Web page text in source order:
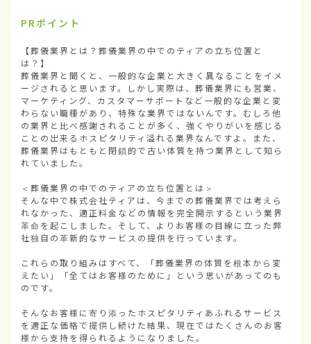
PRポイント
【葬儀業界とは？葬儀業界の中でのティアの立ち位置と
は？】
葬儀業界と聞くと、一般的な企業と大きく異なることをイメ
ージされると思います。しかし実際は、葬儀業界にも営業、
マーケティング、カスタマーサポートなど一般的な企業と変
わらない職種があり、特殊な業界ではないんです。むしろ他
の業界と比べ感謝されることが多く、強くやりがいを感じる
ことの出来るホスピタリティ溢れる業界なんですよ。また、
葬儀業界はもともと閉鎖的で古い体質を持つ業界として知ら
れていました。
＜葬儀業界の中でのティアの立ち位置とは＞
そんな中で株式会社ティアは、今までの葬儀業界では考えら
れなかった、適正料金などの情報を完全開示するという業界
革命を起こしました。そして、よりお客様の目線に立った弊
社独自の革新的なサービスの提供を行っています。
これらの取り組みはすべて、「葬儀業界の体質を根本から変
えたい」「全てはお客様のために」という思いがあってのも
のです。
そんなお客様に寄り添ったホスピタリティあふれるサービス
を適正な価格で提供し続けた結果、現在ではたくさんのお客
様から支持を得られるようになりました。